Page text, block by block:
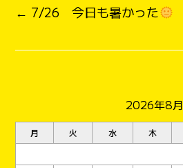
← 7/26 今日も暑かった
2026年8月
月 火 水 木